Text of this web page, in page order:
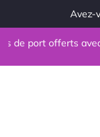
Avez-
de port offerts avec